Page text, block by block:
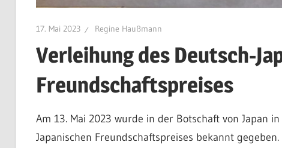
17. Mai 2023 Regine Haußmann
Verleihung des Deutsch-
Freundschaftspreises
Am 13. Mai 2023 wurde in der Botschaft von Japan
Japanischen Freundschaftspreises bekannt